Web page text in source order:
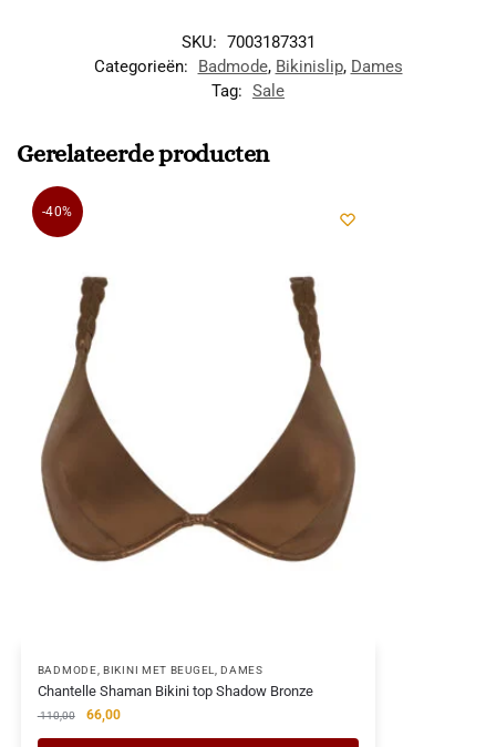
SKU: 7003187331
Categorieën:
Badmode, Bikinislip, Dames
Tag: Sale
Gerelateerde producten
-40%
BADMODE ,BIKINI MET BEUGEL ,DAMES
Chantelle Shaman Bikini top Shadow Bronze
110,00 66,00